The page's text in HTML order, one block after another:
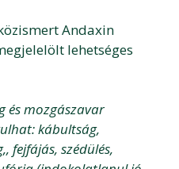
Andaxin
lehetséges
és mozgászavar
kábultság,
fejfájás, szédülés,